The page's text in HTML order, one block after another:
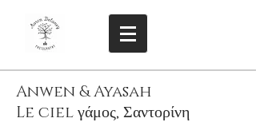
Anwen & Ayasah
Le ciel γάμος, Σαντορίνη